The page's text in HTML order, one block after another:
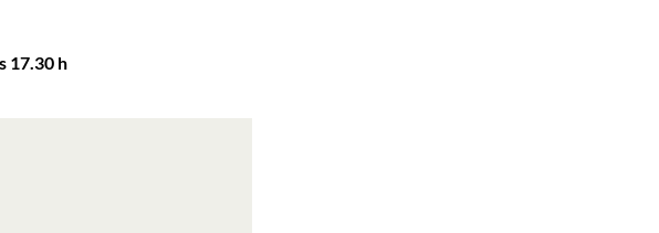
17.30 h